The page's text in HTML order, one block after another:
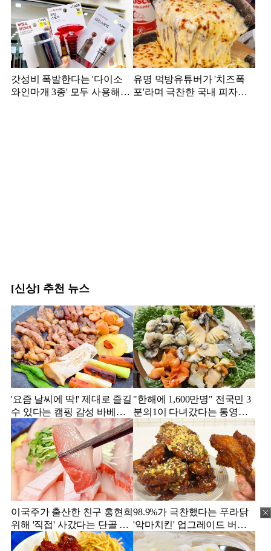
갓성비 폭발한다는 '다이소
와인마개 3종' 모두 사용해본
유명 먹방유튜버가 '치즈폭
포'라며 극찬한 국내 피자집,
[신상] 추천 뉴스
'요즘 날씨에 딱!' 제대로 즐길
수 있다는 캠핑 감성 바베큐
맛집 4
"한해에 1,600만명" 전국민 3
분의1이 다녀갔다는 통영의
맛집
이국주가 출산한 친구 홍현희
위해 '직접' 사갔다는 단골 횟
집
98.9%가 극찬했다는 푸라닭
'악마치킨' 업그레이드 버전
의 실물